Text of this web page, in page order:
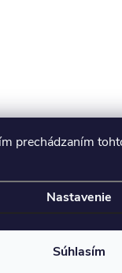
prechádzaním
Nastavenie
Súhlasím